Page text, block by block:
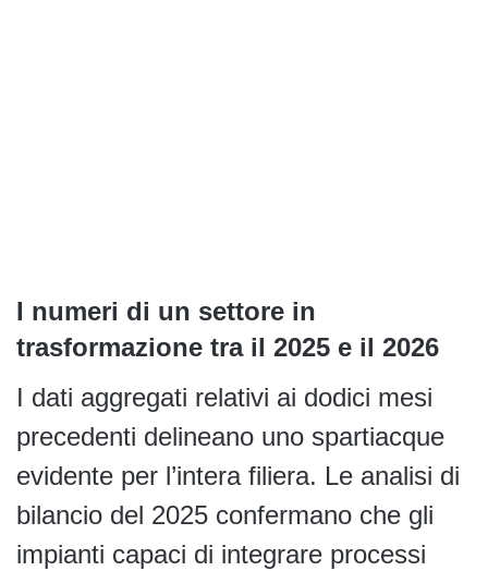
I numeri di un settore in
trasformazione tra il 2025 e il 2026
I dati aggregati relativi ai dodici mesi
precedenti delineano uno spartiacque
evidente per l’intera filiera. Le analisi di
bilancio del 2025 confermano che gli
impianti capaci di integrare processi